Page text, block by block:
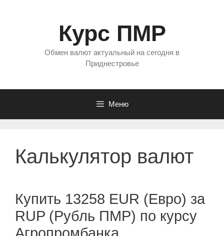
Курс ПМР
Обмен валют актуальный на сегодня в
Приднестровье
Меню
Калькулятор валют
Купить 13258 EUR (Евро) за
RUP (Рубль ПМР) по курсу